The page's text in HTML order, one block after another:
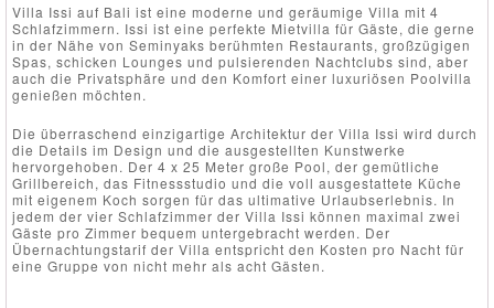
Villa Issi auf Bali ist eine moderne und geräumige Villa mit 4
Schlafzimmern. Issi ist eine perfekte Mietvilla für Gäste, die gerne
in der Nähe von Seminyaks berühmten Restaurants, großzügigen
Spas, schicken Lounges und pulsierenden Nachtclubs sind, aber
auch die Privatsphäre und den Komfort einer luxuriösen Poolvilla
genießen möchten.
Die überraschend einzigartige Architektur der Villa Issi wird durch
die Details im Design und die ausgestellten Kunstwerke
hervorgehoben. Der 4 x 25 Meter große Pool, der gemütliche
Grillbereich, das Fitnessstudio und die voll ausgestattete Küche
mit eigenem Koch sorgen für das ultimative Urlaubserlebnis. In
jedem der vier Schlafzimmer der Villa Issi können maximal zwei
Gäste pro Zimmer bequem untergebracht werden. Der
Übernachtungstarif der Villa entspricht den Kosten pro Nacht für
eine Gruppe von nicht mehr als acht Gästen.